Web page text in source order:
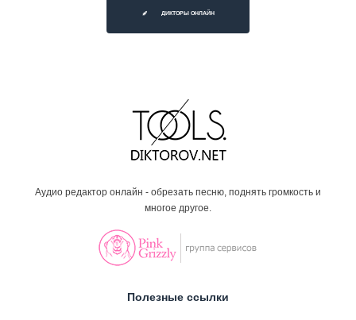
ДИКТОРЫ ОНЛАЙН
Аудио редактор онлайн - обрезать песню, поднять громкость и
многое другое.
Полезные ссылки